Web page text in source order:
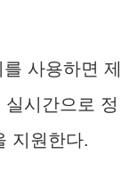
사용하면 제
시간으로 정
지원한다.